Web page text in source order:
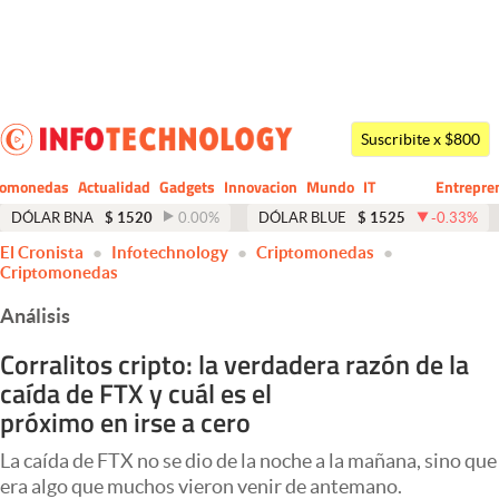
Dólar
Economía y Política
Finanzas y Mercados
Columnistas
Otras secciones
Apertura
Suscribite x $800
Actualidad Gadgets Innovacion Mundo
CIO
IT
Business
DÓLAR BNA $ 1520 0.00% DÓLAR BLUE $ 1525 -0.33%
El Cronista Infotechnology
Criptomonedas
Criptomonedas
Análisis
Corralitos cripto: la verdadera razón de la
caída de FTX y cuál es el
próximo en irse a cero
La caída de FTX no se dio de la noche a la mañana, sino que
era algo que muchos vieron venir de antemano.